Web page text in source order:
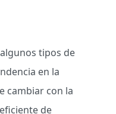
tipos de
en la
cambiar con la
de